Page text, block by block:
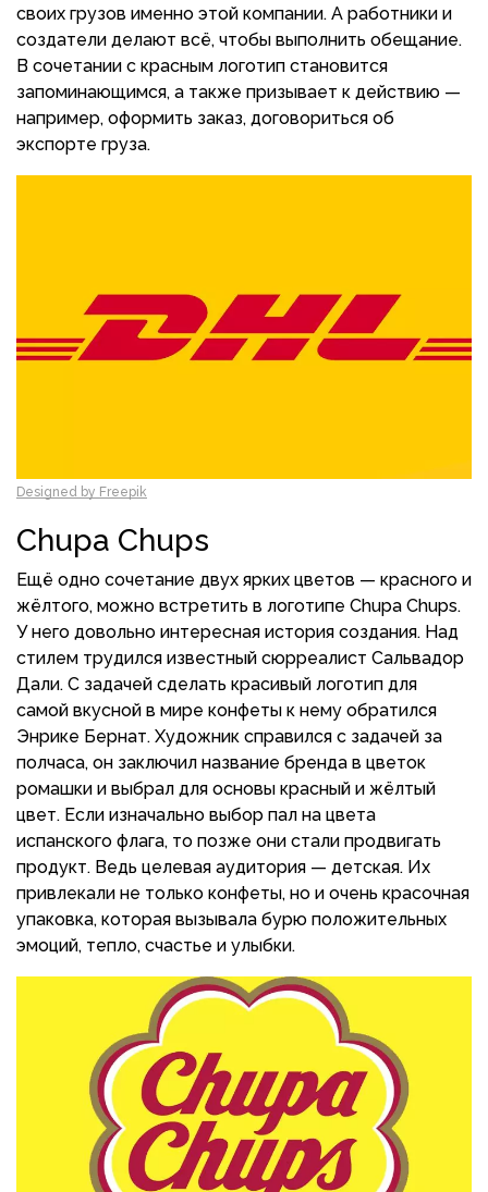
своих грузов именно этой компании. А работники и
создатели делают всё, чтобы выполнить обещание.
В сочетании с красным логотип становится
запоминающимся, а также призывает к действию —
например, оформить заказ, договориться об
экспорте груза.
Designed by Freepik
Chupa Chups
Ещё одно сочетание двух ярких цветов — красного и
жёлтого, можно встретить в логотипе Chupa Chups.
У него довольно интересная история создания. Над
стилем трудился известный сюрреалист Сальвадор
Дали. С задачей сделать красивый логотип для
самой вкусной в мире конфеты к нему обратился
Энрике Бернат. Художник справился с задачей за
полчаса, он заключил название бренда в цветок
ромашки и выбрал для основы красный и жёлтый
цвет. Если изначально выбор пал на цвета
испанского флага, то позже они стали продвигать
продукт. Ведь целевая аудитория — детская. Их
привлекали не только конфеты, но и очень красочная
упаковка, которая вызывала бурю положительных
эмоций, тепло, счастье и улыбки.